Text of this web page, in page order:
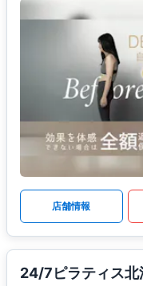
店舗情報
24/7ピラティス北